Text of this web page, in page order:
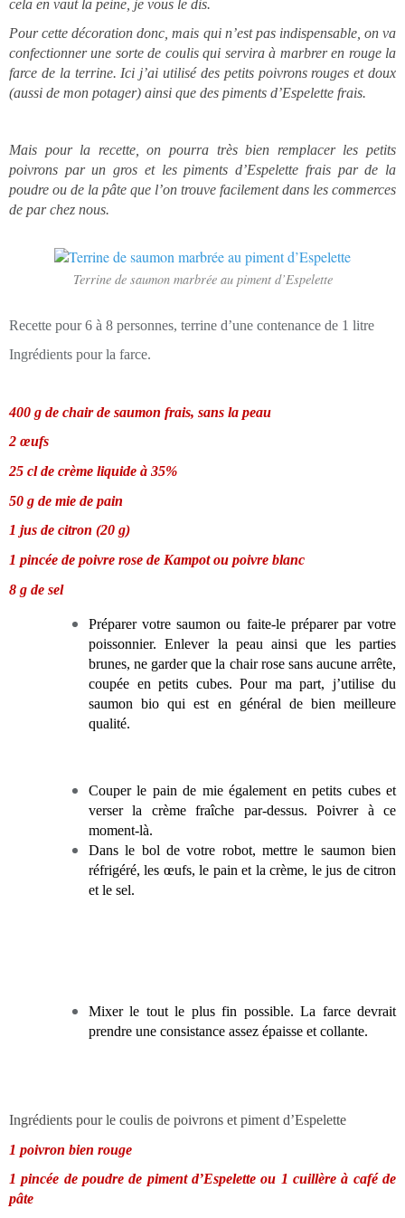
cela en vaut la peine, je vous le dis.
Pour cette décoration donc, mais qui n’est pas indispensable, on va
confectionner une sorte de coulis qui servira à marbrer en rouge la
farce de la terrine. Ici j’ai utilisé des petits poivrons rouges et doux
(aussi de mon potager) ainsi que des piments d’Espelette frais.
Mais pour la recette, on pourra très bien remplacer les petits
poivrons par un gros et les piments d’Espelette frais par de la
poudre ou de la pâte que l’on trouve facilement dans les commerces
de par chez nous.
Terrine de saumon marbrée au piment d’Espelette
Recette pour 6 à 8 personnes, terrine d’une contenance de 1 litre
Ingrédients pour la farce.
400 g de chair de saumon frais, sans la peau
2 œufs
25 cl de crème liquide à 35%
50 g de mie de pain
1 jus de citron (20 g)
1 pincée de poivre rose de Kampot ou poivre blanc
8 g de sel
Préparer votre saumon ou faite-le préparer par votre
poissonnier. Enlever la peau ainsi que les parties
brunes, ne garder que la chair rose sans aucune arrête,
coupée en petits cubes. Pour ma part, j’utilise du
saumon bio qui est en général de bien meilleure
qualité.
Couper le pain de mie également en petits cubes et
verser la crème fraîche par-dessus. Poivrer à ce
moment-là.
Dans le bol de votre robot, mettre le saumon bien
réfrigéré, les œufs, le pain et la crème, le jus de citron
et le sel.
Mixer le tout le plus fin possible. La farce devrait
prendre une consistance assez épaisse et collante.
Ingrédients pour le coulis de poivrons et piment d’Espelette
1 poivron bien rouge
1 pincée de poudre de piment d’Espelette ou 1 cuillère à café de
pâte